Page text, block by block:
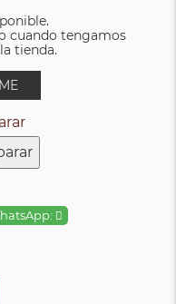
cuando tengamos
tienda.